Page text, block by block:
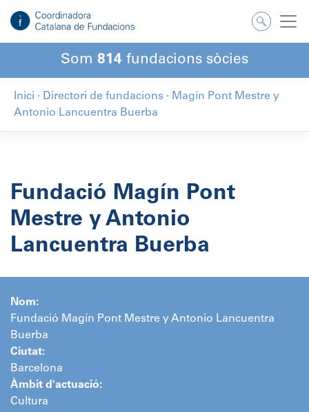
contingut
Som 814 fundacions sòcies
Inici · Directori de fundacions · Magín Pont Mestre y
Antonio Lancuentra Buerba
Fundació Magín Pont
Mestre y Antonio
Lancuentra Buerba
Nom:
Fundació Magín Pont Mestre y Antonio Lancuentra
Buerba
Ciutat:
Barcelona
Àmbit d'actuació:
Cultura